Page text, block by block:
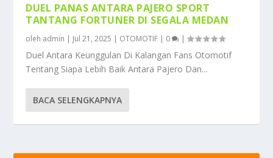
DUEL PANAS ANTARA PAJERO SPORT
TANTANG FORTUNER DI SEGALA MEDAN
oleh admin | Jul 21, 2025 | OTOMOTIF | 0 |
Duel Antara Keunggulan Di Kalangan Fans Otomotif
Tentang Siapa Lebih Baik Antara Pajero Dan...
BACA SELENGKAPNYA